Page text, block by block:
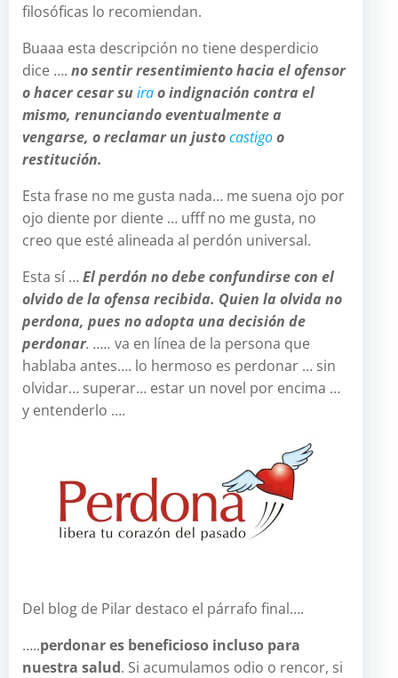
filosóficas lo recomiendan.
Buaaa esta descripción no tiene desperdicio
dice …. no sentir resentimiento hacia el ofensor
o hacer cesar suirao indignación contra el
mismo, renunciando eventualmente a
vengarse, o reclamar un justocastigoo
restitución.
Esta frase no me gusta nada… me suena ojo por
ojo diente por diente … ufff no me gusta, no
creo que esté alineada al perdón universal.
Esta sí …El perdón no debe confundirse con el
olvido de la ofensa recibida. Quien la olvida no
perdona, pues no adopta una decisión de
perdonar. ….. va en línea de la persona que
hablaba antes…. lo hermoso es perdonar … sin
olvidar… superar… estar un novel por encima …
y entenderlo ….
Del blog de Pilar destaco el párrafo final….
…..perdonar es beneficioso incluso para
nuestra salud. Si acumulamos odio o rencor, si